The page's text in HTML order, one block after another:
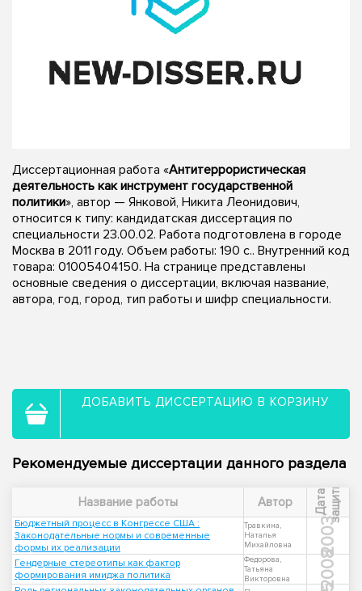
Диссертационная работа «Антитеррористическая
деятельность как инструмент государственной
политики», автор — Янковой, Никита Леонидович,
относится к типу: кандидатская диссертация по
специальности 23.00.02. Работа подготовлена в городе
Москва в 2011 году. Объем работы: 190 с.. Внутренний код
товара: 01005404150. На странице представлены
основные сведения о диссертации, включая название,
автора, год, город, тип работы и шифр специальности.
ДОБАВИТЬ ДИССЕРТАЦИЮ В КОРЗИНУ
Рекомендуемые диссертации данного раздела
Название работы Автор Д
а
т
а
з
а
щ
и
т ы
Бюджетный процесс в Конгрессе США :
Законодательные нормы и современные
формы их реализации
Травкина,
Наталья
Михайловна
2003
Гендерные стереотипы как фактор
формирования имиджа политика
Федорова,
Татьяна
Викторовна
2008